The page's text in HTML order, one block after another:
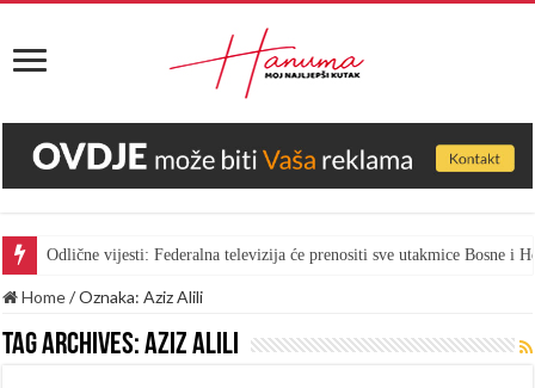
Odlične vijesti: Federalna televizija će prenositi sve utakmice Bosne i
Home/Oznaka:Aziz Alili
Tag Archives:Aziz Alili